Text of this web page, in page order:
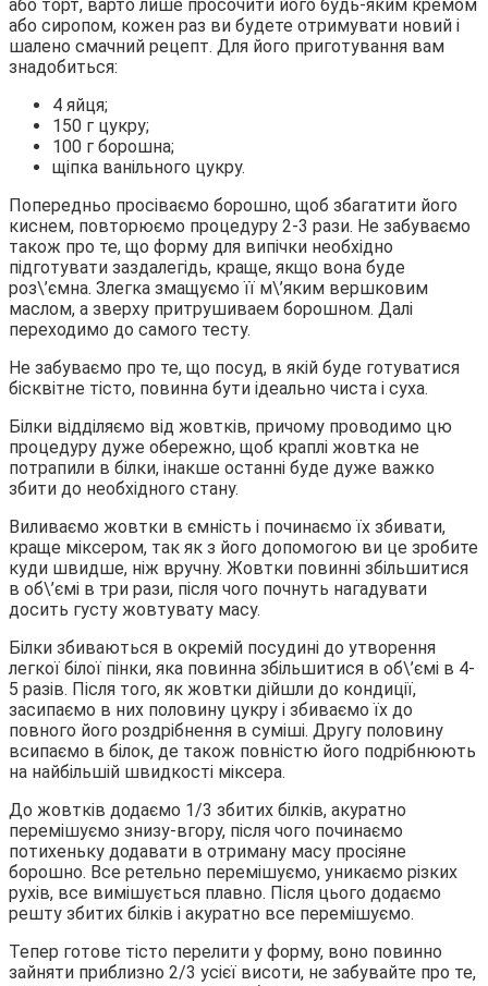
або торт, варто лише просочити його будь-яким кремом
або сиропом, кожен раз ви будете отримувати новий і
шалено смачний рецепт. Для його приготування вам
знадобиться:
4 яйця;
150 г цукру;
100 г борошна;
щіпка ванільного цукру.
Попередньо просіваємо борошно, щоб збагатити його
киснем, повторюємо процедуру 2-3 рази. Не забуваємо
також про те, що форму для випічки необхідно
підготувати заздалегідь, краще, якщо вона буде
роз\’ємна. Злегка змащуємо її м\’яким вершковим
маслом, а зверху притрушиваем борошном. Далі
переходимо до самого тесту.
Не забуваємо про те, що посуд, в якій буде готуватися
бісквітне тісто, повинна бути ідеально чиста і суха.
Білки відділяємо від жовтків, причому проводимо цю
процедуру дуже обережно, щоб краплі жовтка не
потрапили в білки, інакше останні буде дуже важко
збити до необхідного стану.
Виливаємо жовтки в ємність і починаємо їх збивати,
краще міксером, так як з його допомогою ви це зробите
куди швидше, ніж вручну. Жовтки повинні збільшитися
в об\’ємі в три рази, після чого почнуть нагадувати
досить густу жовтувату масу.
Білки збиваються в окремій посудині до утворення
легкої білої пінки, яка повинна збільшитися в об\’ємі в 4-
5 разів. Після того, як жовтки дійшли до кондиції,
засипаємо в них половину цукру і збиваємо їх до
повного його роздрібнення в суміші. Другу половину
всипаємо в білок, де також повністю його подрібнюють
на найбільшій швидкості міксера.
До жовтків додаємо 1/3 збитих білків, акуратно
перемішуємо знизу-вгору, після чого починаємо
потихеньку додавати в отриману масу просіяне
борошно. Все ретельно перемішуємо, уникаємо різких
рухів, все вимішується плавно. Після цього додаємо
решту збитих білків і акуратно все перемішуємо.
Тепер готове тісто перелити у форму, воно повинно
зайняти приблизно 2/3 усієї висоти, не забувайте про те,